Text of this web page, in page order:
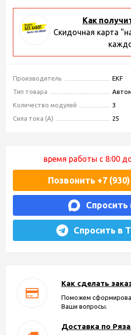
Как
Скидочная карта
Производитель
EKF
Тип товара
Количество модулей
3
Сила тока (А)
25
время работы с 8:00
Позвонить +7
Спросить
Спросить в
Как сделать
Поможем
Ваши вопросы.
Доставка по